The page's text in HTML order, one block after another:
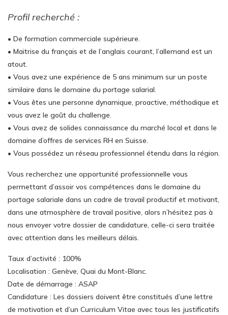
Profil recherché :
• De formation commerciale supérieure.
• Maitrise du français et de l’anglais courant, l’allemand est un
atout.
• Vous avez une expérience de 5 ans minimum sur un poste
similaire dans le domaine du portage salarial.
• Vous êtes une personne dynamique, proactive, méthodique et
vous avez le goût du challenge.
• Vous avez de solides connaissance du marché local et dans le
domaine d’offres de services RH en Suisse.
• Vous possédez un réseau professionnel étendu dans la région.
Vous recherchez une opportunité professionnelle vous
permettant d’assoir vos compétences dans le domaine du
portage salariale dans un cadre de travail productif et motivant,
dans une atmosphère de travail positive, alors n’hésitez pas à
nous envoyer votre dossier de candidature, celle-ci sera traitée
avec attention dans les meilleurs délais.
Taux d’activité : 100%
Localisation : Genève, Quai du Mont-Blanc.
Date de démarrage : ASAP
Candidature : Les dossiers doivent être constitués d’une lettre
de motivation et d’un Curriculum Vitae avec tous les justificatifs